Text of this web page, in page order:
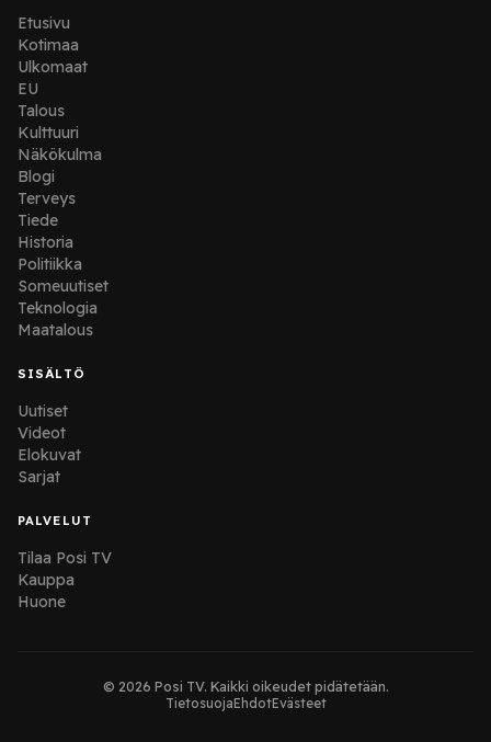
Etusivu
Kotimaa
Ulkomaat
EU
Talous
Kulttuuri
Näkökulma
Blogi
Terveys
Tiede
Historia
Politiikka
Someuutiset
Teknologia
Maatalous
SISÄLTÖ
Uutiset
Videot
Elokuvat
Sarjat
PALVELUT
Tilaa Posi TV
Kauppa
Huone
© 2026 Posi TV. Kaikki oikeudet pidätetään.
TietosuojaEhdotEvästeet